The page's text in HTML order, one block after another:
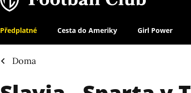
Předplatné Cesta do Ameriky Girl Power
Doma